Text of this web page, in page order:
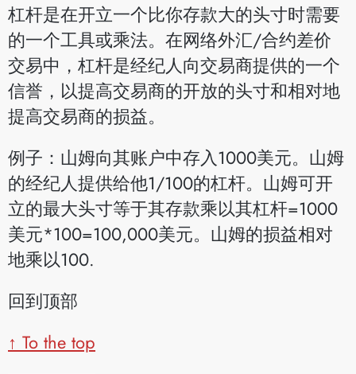
杠杆是在开立一个比你存款大的头寸时需要
的一个工具或乘法。在网络外汇/合约差价
交易中，杠杆是经纪人向交易商提供的一个
信誉，以提高交易商的开放的头寸和相对地
提高交易商的损益。
例子：山姆向其账户中存入1000美元。山姆
的经纪人提供给他1/100的杠杆。山姆可开
立的最大头寸等于其存款乘以其杠杆=1000
美元*100=100,000美元。山姆的损益相对
地乘以100.
回到顶部
↑ To the top